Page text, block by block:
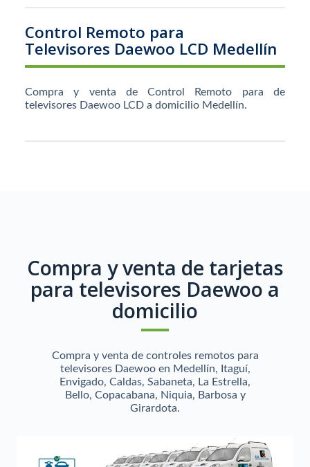
Control Remoto para
Televisores Daewoo LCD Medellín
Compra y venta de Control Remoto para de
televisores Daewoo LCD a domicilio Medellín.
Compra y venta de tarjetas
para televisores Daewoo a
domicilio
Compra y venta de controles remotos para
televisores Daewoo en Medellín, Itaguí,
Envigado, Caldas, Sabaneta, La Estrella,
Bello, Copacabana, Niquia, Barbosa y
Girardota.